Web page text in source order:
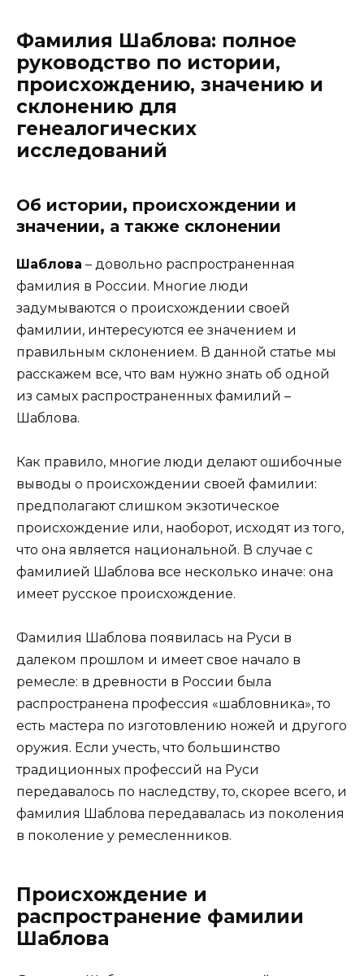
Фамилия Шаблова: полное
руководство по истории,
происхождению, значению и
склонению для
генеалогических
исследований
Об истории, происхождении и
значении, а также склонении
Шаблова – довольно распространенная
фамилия в России. Многие люди
задумываются о происхождении своей
фамилии, интересуются ее значением и
правильным склонением. В данной статье мы
расскажем все, что вам нужно знать об одной
из самых распространенных фамилий –
Шаблова.
Как правило, многие люди делают ошибочные
выводы о происхождении своей фамилии:
предполагают слишком экзотическое
происхождение или, наоборот, исходят из того,
что она является национальной. В случае с
фамилией Шаблова все несколько иначе: она
имеет русское происхождение.
Фамилия Шаблова появилась на Руси в
далеком прошлом и имеет свое начало в
ремесле: в древности в России была
распространена профессия «шабловника», то
есть мастера по изготовлению ножей и другого
оружия. Если учесть, что большинство
традиционных профессий на Руси
передавалось по наследству, то, скорее всего, и
фамилия Шаблова передавалась из поколения
в поколение у ремесленников.
Происхождение и
распространение фамилии
Шаблова